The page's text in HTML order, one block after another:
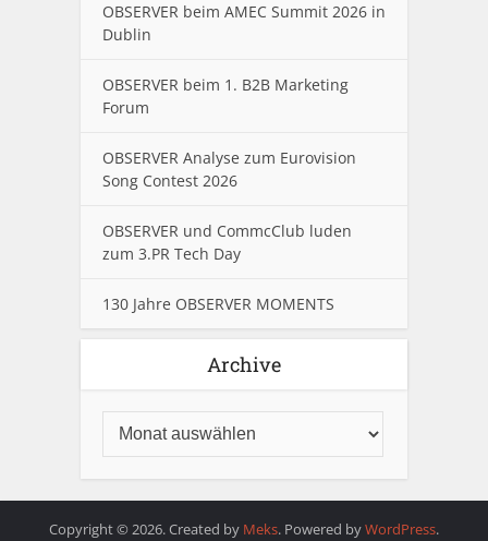
OBSERVER beim AMEC Summit 2026 in
Dublin
OBSERVER beim 1. B2B Marketing
Forum
OBSERVER Analyse zum Eurovision
Song Contest 2026
OBSERVER und CommcClub luden
zum 3.PR Tech Day
130 Jahre OBSERVER MOMENTS
Archive
Copyright © 2026. Created by Meks. Powered byWordPress.